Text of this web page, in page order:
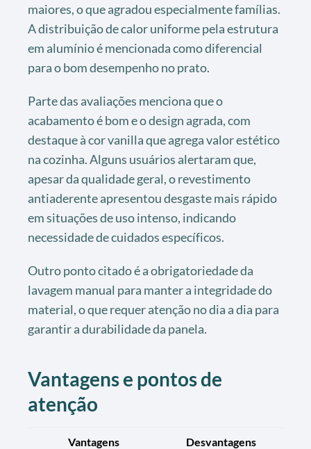
maiores, o que agradou especialmente famílias.
A distribuição de calor uniforme pela estrutura
em alumínio é mencionada como diferencial
para o bom desempenho no prato.
Parte das avaliações menciona que o
acabamento é bom e o design agrada, com
destaque à cor vanilla que agrega valor estético
na cozinha. Alguns usuários alertaram que,
apesar da qualidade geral, o revestimento
antiaderente apresentou desgaste mais rápido
em situações de uso intenso, indicando
necessidade de cuidados específicos.
Outro ponto citado é a obrigatoriedade da
lavagem manual para manter a integridade do
material, o que requer atenção no dia a dia para
garantir a durabilidade da panela.
Vantagens e pontos de
atenção
Vantagens Desvantagens